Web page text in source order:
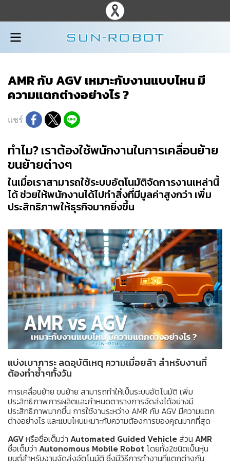
AMR กับ AGV เหมาะกับงานแบบไหน มี
ความแตกต่างอย่างไร ?
แชร์
ทำไม? เราต้องใช้พนักงานในการเคลื่อนย้าย
ขนย้ายต่างๆ
ในเมื่อเราสามารถใช้ระบบอัตโนมัติจัดการงานเหล่านี้
ได้ ช่วยให้พนักงานได้ไปทำสิ่งที่มีมูลค่าสูงกว่า เพิ่ม
ประสิทธิภาพให้ธุรกิจมากยิ่งขึ้น
แบ่งเบาภาระ ลดอุบัติเหตุ ความเมื่อยล้า สำหรับงานที่
ต้องทำซ้ำๆทั้งวัน
การเคลื่อนย้าย ขนย้าย สามารถทำให้เป็นระบบอัตโนมัติ เพิ่ม
ประสิทธิภาพการผลิตและกำหนดตารางการจัดส่งได้อย่างมี
ประสิทธิภาพมากขึ้น การใช้งานระหว่าง AMR กับ AGV มีความแตก
ต่างอย่างไร และแบบไหนเหมาะกับความต้องการของคุณมากที่สุด
AGVหรือชื่อเต็มว่า Automated Guided Vehicleส่วน AMR
ชื่อเต็มว่า Autonomous Mobile Robot โดยทั้ง2ชนิดเป็นหุ่น
ยนต์สำหรับงานจัดส่งอัตโนมัติ ซึ่งมีวิธีการทำงานที่แตกต่างกัน